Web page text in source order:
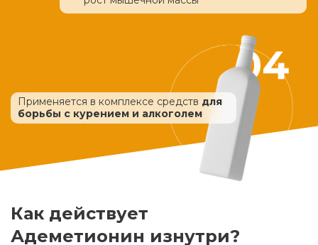
Применяется в комплексе средств для
борьбы с курением и алкоголем
Как действует
Адеметионин изнутри?